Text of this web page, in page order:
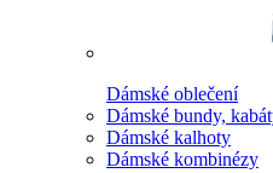
Dámské oblečení
Dámské bundy,
Dámské kalhoty
Dámské kombinézy